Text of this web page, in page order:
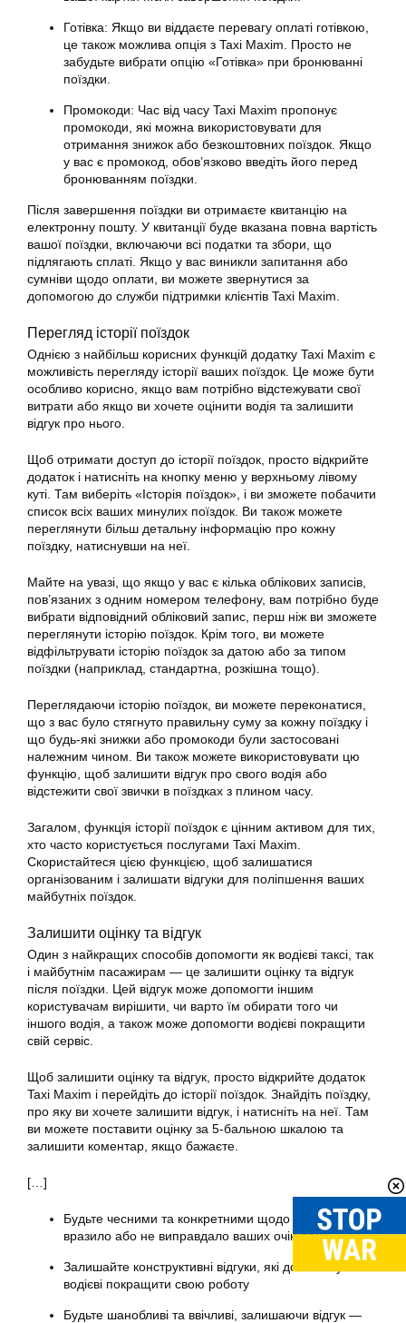
Готівка: Якщо ви віддаєте перевагу оплаті готівкою,
це також можлива опція з Taxi Maxim. Просто не
забудьте вибрати опцію «Готівка» при бронюванні
поїздки.
Промокоди: Час від часу Taxi Maxim пропонує
промокоди, які можна використовувати для
отримання знижок або безкоштовних поїздок. Якщо
у вас є промокод, обов’язково введіть його перед
бронюванням поїздки.
Після завершення поїздки ви отримаєте квитанцію на
електронну пошту. У квитанції буде вказана повна вартість
вашої поїздки, включаючи всі податки та збори, що
підлягають сплаті. Якщо у вас виникли запитання або
сумніви щодо оплати, ви можете звернутися за
допомогою до служби підтримки клієнтів Taxi Maxim.
Перегляд історії поїздок
Однією з найбільш корисних функцій додатку Taxi Maxim є
можливість перегляду історії ваших поїздок. Це може бути
особливо корисно, якщо вам потрібно відстежувати свої
витрати або якщо ви хочете оцінити водія та залишити
відгук про нього.
Щоб отримати доступ до історії поїздок, просто відкрийте
додаток і натисніть на кнопку меню у верхньому лівому
куті. Там виберіть «Історія поїздок», і ви зможете побачити
список всіх ваших минулих поїздок. Ви також можете
переглянути більш детальну інформацію про кожну
поїздку, натиснувши на неї.
Майте на увазі, що якщо у вас є кілька облікових записів,
пов’язаних з одним номером телефону, вам потрібно буде
вибрати відповідний обліковий запис, перш ніж ви зможете
переглянути історію поїздок. Крім того, ви можете
відфільтрувати історію поїздок за датою або за типом
поїздки (наприклад, стандартна, розкішна тощо).
Переглядаючи історію поїздок, ви можете переконатися,
що з вас було стягнуто правильну суму за кожну поїздку і
що будь-які знижки або промокоди були застосовані
належним чином. Ви також можете використовувати цю
функцію, щоб залишити відгук про свого водія або
відстежити свої звички в поїздках з плином часу.
Загалом, функція історії поїздок є цінним активом для тих,
хто часто користується послугами Taxi Maxim.
Скористайтеся цією функцією, щоб залишатися
організованим і залишати відгуки для поліпшення ваших
майбутніх поїздок.
Залишити оцінку та відгук
Один з найкращих способів допомогти як водієві таксі , так
і майбутнім пасажирам — це залишити оцінку та відгук
після поїздки. Цей відгук може допомогти іншим
користувачам вирішити, чи варто їм обирати того чи
іншого водія, а також може допомогти водієві покращити
свій сервіс.
Щоб залишити оцінку та відгук, просто відкрийте додаток
Taxi Maxim і перейдіть до історії поїздок. Знайдіть поїздку,
про яку ви хочете залишити відгук, і натисніть на неї. Там
ви можете поставити оцінку за 5-бальною шкалою та
залишити коментар, якщо бажаєте.
[…]
Будьте чесними та конкретними щодо того, що вас
вразило або не виправдало ваших очікувань
Залишайте конструктивні відгуки, які допоможуть
водієві покращити свою роботу
Будьте шанобливі та ввічливі, залишаючи відгук —